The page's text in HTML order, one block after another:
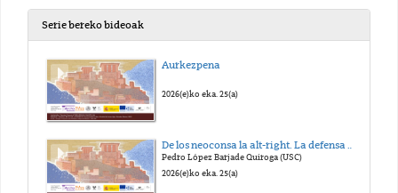
Serie bereko bideoak
Aurkezpena
2026(e)ko eka. 25(a)
Pedro López Barjade Quiroga (USC)
2026(e)ko eka. 25(a)